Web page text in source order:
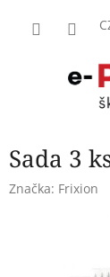
Sada 3
Značka: Frixion